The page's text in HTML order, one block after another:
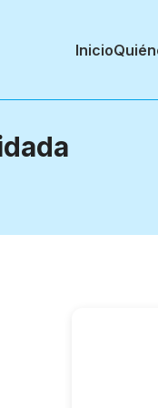
Inicio